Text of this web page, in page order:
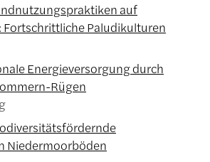
auf
Fortschrittliche Paludikulturen
Energieversorgung durch
Rügen
Niedermoorböden